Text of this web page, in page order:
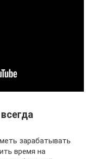
зарабатывать
время на